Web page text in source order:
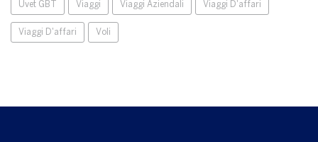
Uvet GBT Viaggi Viaggi Aziendali Viaggi D'affari
Viaggi D'affari Voli